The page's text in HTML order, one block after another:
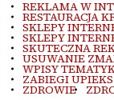
REKLAMA W
RESTAURACJA
SKLEPY
SKLEPY
SKUTECZNA
USUWANIE
WPISY
ZABIEGI
ZDROWIE